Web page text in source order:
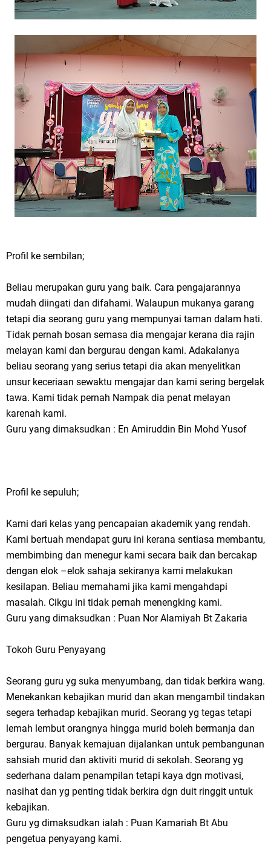
Profil ke sembilan;
Beliau merupakan guru yang baik. Cara pengajarannya
mudah diingati dan difahami. Walaupun mukanya garang
tetapi dia seorang guru yang mempunyai taman dalam hati.
Tidak pernah bosan semasa dia mengajar kerana dia rajin
melayan kami dan bergurau dengan kami. Adakalanya
beliau seorang yang serius tetapi dia akan menyelitkan
unsur keceriaan sewaktu mengajar dan kami sering bergelak
tawa. Kami tidak pernah Nampak dia penat melayan
karenah kami.
Guru yang dimaksudkan : En Amiruddin Bin Mohd Yusof
Profil ke sepuluh;
Kami dari kelas yang pencapaian akademik yang rendah.
Kami bertuah mendapat guru ini kerana sentiasa membantu,
membimbing dan menegur kami secara baik dan bercakap
dengan elok –elok sahaja sekiranya kami melakukan
kesilapan. Beliau memahami jika kami mengahdapi
masalah. Cikgu ini tidak pernah menengking kami.
Guru yang dimaksudkan : Puan Nor Alamiyah Bt Zakaria
Tokoh Guru Penyayang
Seorang guru yg suka menyumbang, dan tidak berkira wang.
Menekankan kebajikan murid dan akan mengambil tindakan
segera terhadap kebajikan murid. Seorang yg tegas tetapi
lemah lembut orangnya hingga murid boleh bermanja dan
bergurau. Banyak kemajuan dijalankan untuk pembangunan
sahsiah murid dan aktiviti murid di sekolah. Seorang yg
sederhana dalam penampilan tetapi kaya dgn motivasi,
nasihat dan yg penting tidak berkira dgn duit ringgit untuk
kebajikan.
Guru yg dimaksudkan ialah : Puan Kamariah Bt Abu
pengetua penyayang kami.